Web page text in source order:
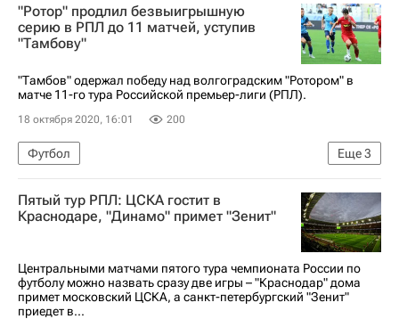
Тамбов
Ротор Сергей Первушин
"Ротор" продлил безвыигрышную
серию в РПЛ до 11 матчей, уступив
"Тамбову"
"Тамбов" одержал победу над волгоградским "Ротором" в
матче 11-го тура Российской премьер-лиги (РПЛ).
18 октября 2020, 16:01 200
Еще3
Футбол
РПЛ 2026-2027 (Чемпионат России по футболу)
Тамбов
Ротор
Пятый тур РПЛ: ЦСКА гостит в
Краснодаре, "Динамо" примет "Зенит"
Центральными матчами пятого тура чемпионата России по
футболу можно назвать сразу две игры – "Краснодар" дома
примет московский ЦСКА, а санкт-петербургский "Зенит"
приедет в...